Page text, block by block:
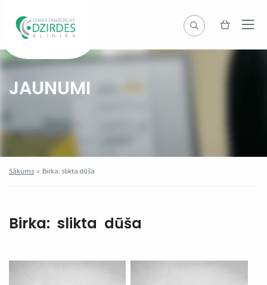
JAUNUMI
Sākums » Birka: slikta dūša
Birka: slikta dūša